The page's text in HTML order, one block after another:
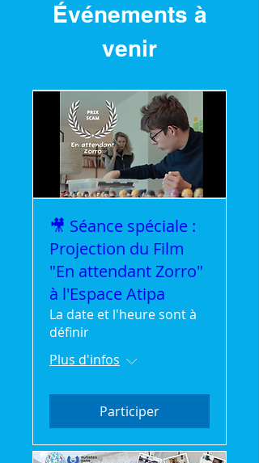
Événements à
venir
🎥 Séance spéciale :
Projection du Film
"En attendant Zorro"
à l'Espace Atipa
La date et l'heure sont à
définir
Plus d'infos
Participer